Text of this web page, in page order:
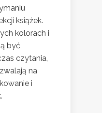
książek.
kolorach i
być
czytania,
na
i